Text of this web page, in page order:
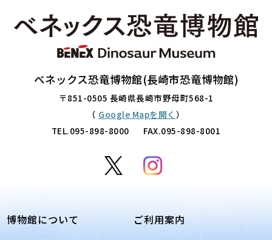
ベネックス恐竜博物館(長崎市恐竜博物館)
〒851-0505 長崎県長崎市野母町568-1
（ Google Mapを開く ）
TEL.095-898-8000 FAX.095-898-8001
博物館について ご利用案内